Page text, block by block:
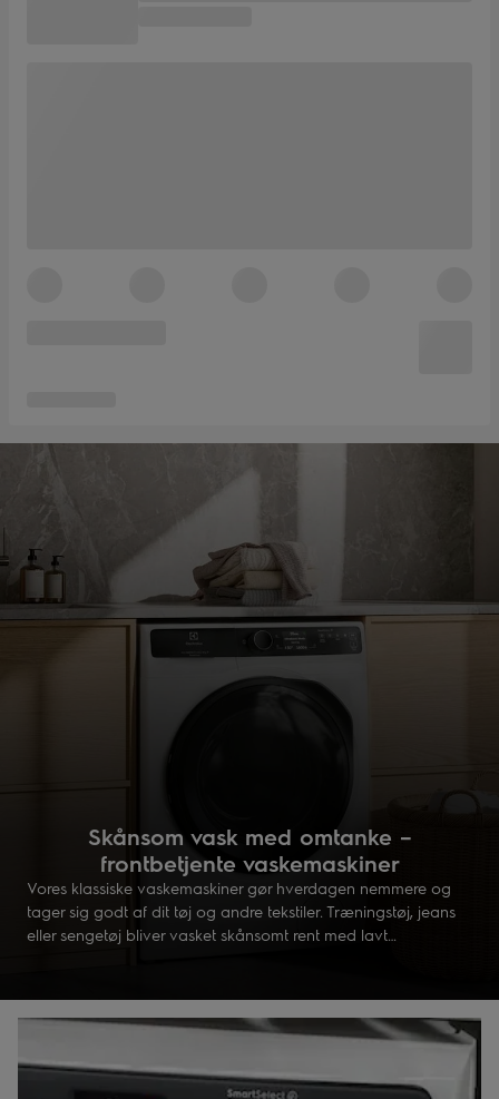
Skånsom vask med omtanke –
frontbetjente vaskemaskiner
Vores klassiske vaskemaskiner gør hverdagen nemmere og
tager sig godt af dit tøj og andre tekstiler. Træningstøj, jeans
eller sengetøj bliver vasket skånsomt rent med lavt